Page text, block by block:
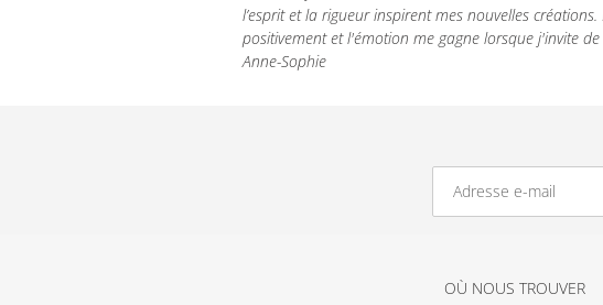
l’esprit et la rigueur inspirent mes nouvelles créations.
positivement et l'émotion me gagne lorsque j'invite
Anne-Sophie
OÙ NOUS TROUVER